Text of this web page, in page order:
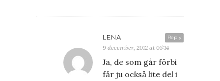
Reply
LENA
9 december, 2012 at 05:14
Ja, de som går förbi
får ju också lite del i